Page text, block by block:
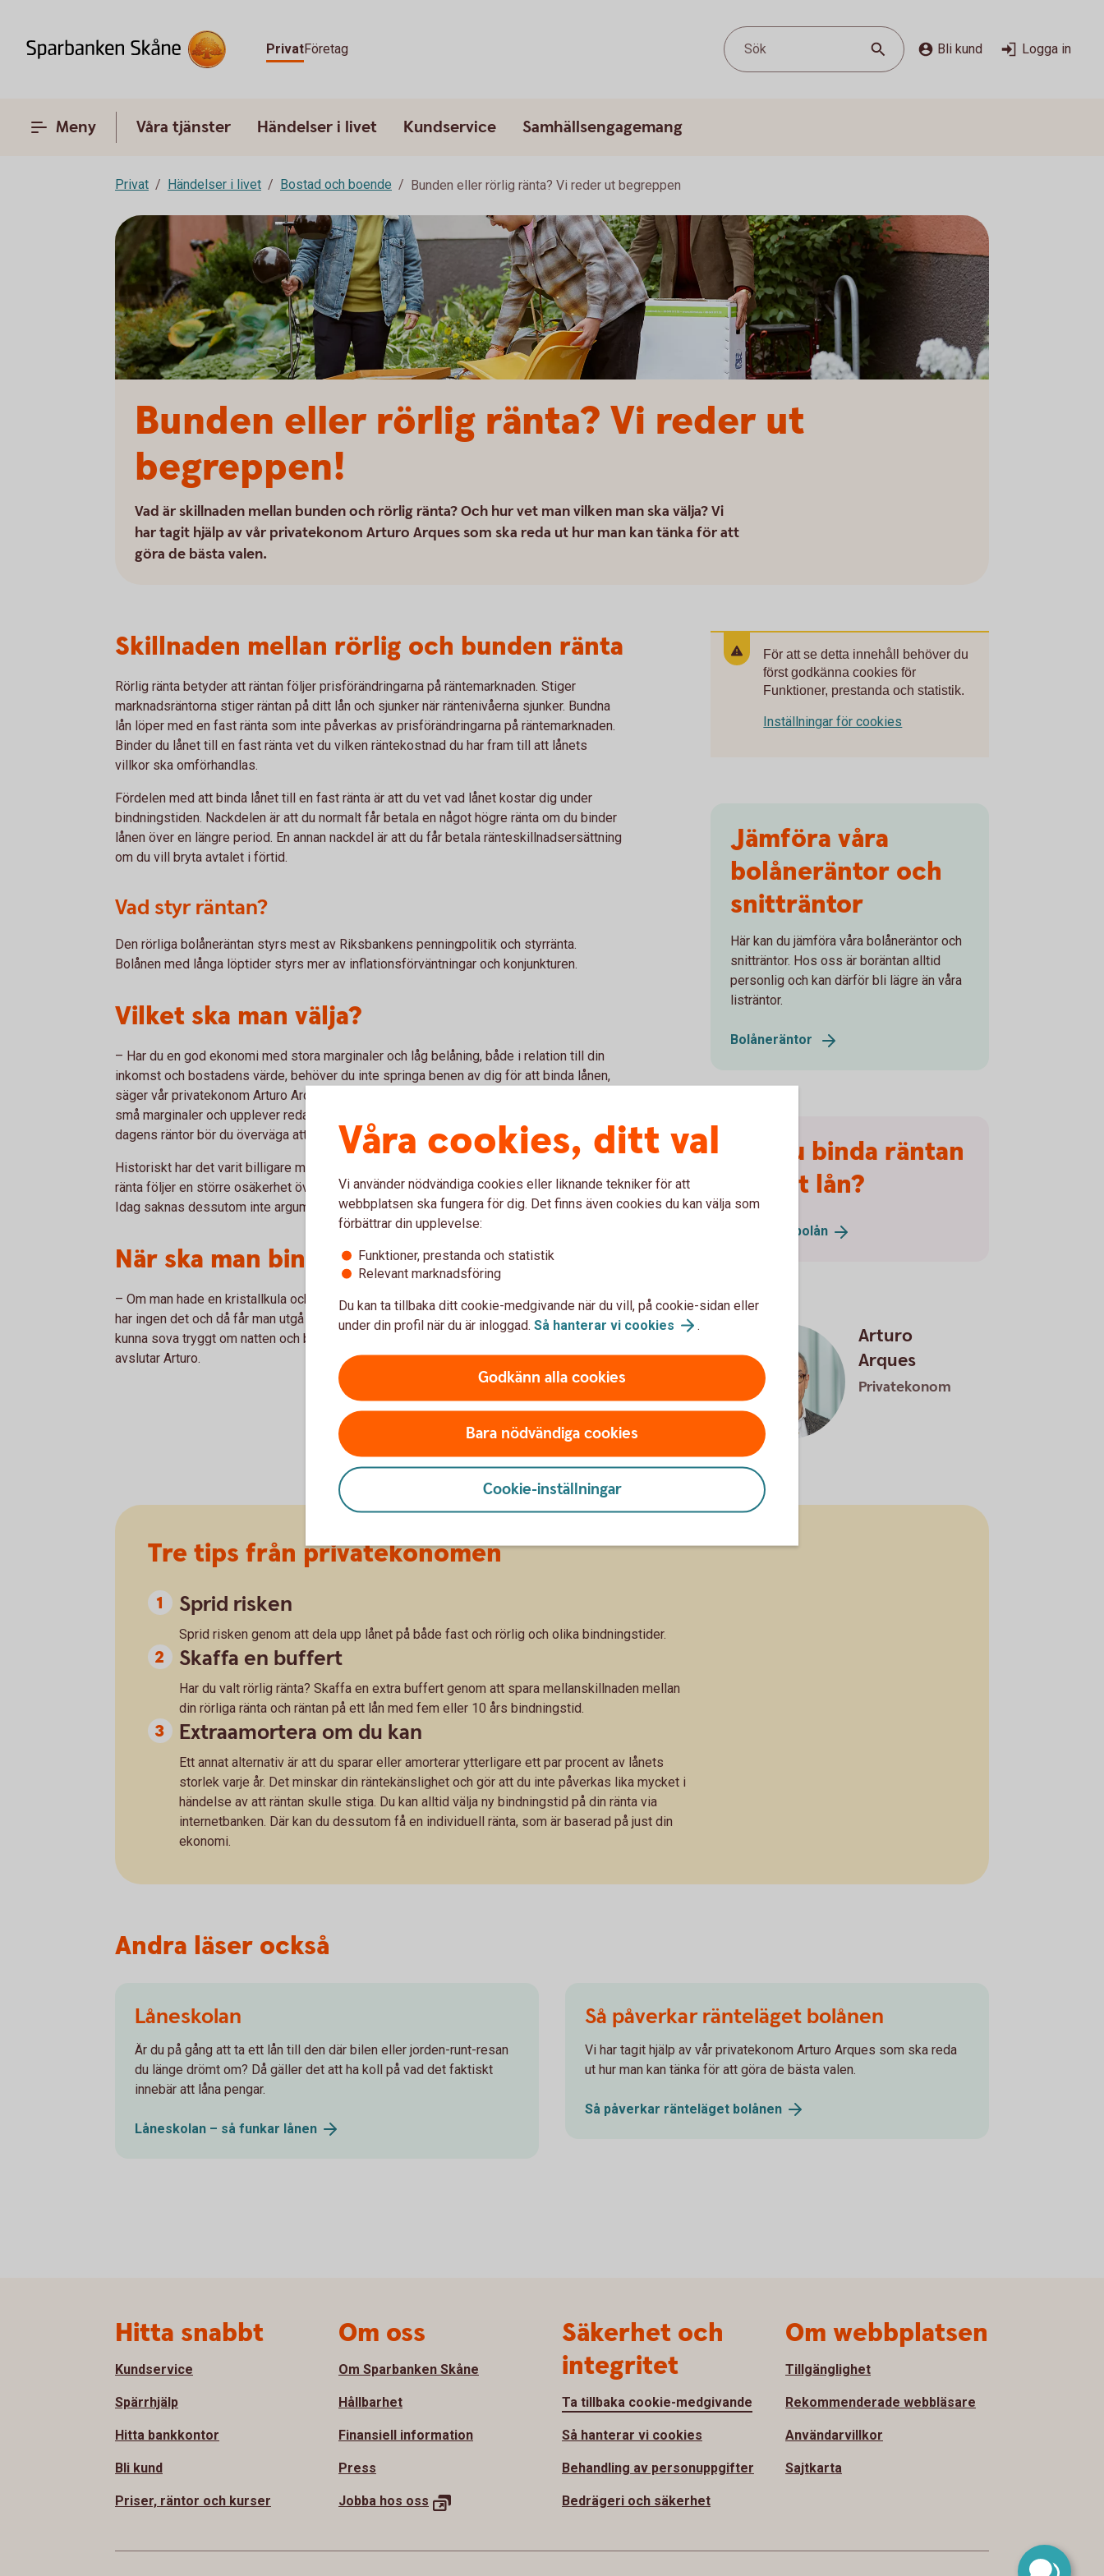
PrivatFöretag Sök Bli kund Logga in
Meny Våra tjänster Händelser i livet Kundservice Samhällsengagemang
Privat Händelser i livet Bostad och boende Bunden eller rörlig ränta? Vi reder ut begreppen
Bunden eller rörlig ränta? Vi reder ut
begreppen!
Vad är skillnaden mellan bunden och rörlig ränta? Och hur vet man vilken man ska välja? Vi
har tagit hjälp av vår privatekonom Arturo Arques som ska reda ut hur man kan tänka för att
göra de bästa valen.
Skillnaden mellan rörlig och bunden ränta
Rörlig ränta betyder att räntan följer prisförändringarna på räntemarknaden. Stiger
marknadsräntorna stiger räntan på ditt lån och sjunker när räntenivåerna sjunker. Bundna
lån löper med en fast ränta som inte påverkas av prisförändringarna på räntemarknaden.
Binder du lånet till en fast ränta vet du vilken räntekostnad du har fram till att lånets
villkor ska omförhandlas.
Fördelen med att binda lånet till en fast ränta är att du vet vad lånet kostar dig under
bindningstiden. Nackdelen är att du normalt får betala en något högre ränta om du binder
lånen över en längre period. En annan nackdel är att du får betala ränteskillnadsersättning
om du vill bryta avtalet i förtid.
Vad styr räntan?
Den rörliga bolåneräntan styrs mest av Riksbankens penningpolitik och styrränta.
Bolånen med långa löptider styrs mer av inflationsförväntningar och konjunkturen.
Vilket ska man välja?
– Har du en god ekonomi med stora marginaler och låg belåning, både i relation till din
inkomst och bostadens värde, behöver du inte springa benen av dig för att binda lånen,
säger vår privatekonom Arturo Arques. Har du å andra sidan en pressad ekonomi med
små marginaler och upplever redan idag att boendekostnaden känns betungande med
dagens räntor bör du överväga att binda hela eller delar av lånet.
Historiskt har det varit billigare med rörlig ränta än fast ränta över tid. Men med rörlig
ränta följer en större osäkerhet över vilken boendekostnad du kommer att få i framtiden.
Idag saknas dessutom inte argument för att binda lånen till fast ränta.
När ska man binda lånen?
– Om man hade en kristallkula och kunde se in i framtiden skulle det vara enkelt. Men nu
har ingen det och då får man utgå från sina egna förutsättningar och önskemålet av att
kunna sova tryggt om natten och behovet av att veta den verkliga boendekostnaden,
avslutar Arturo.
För att se detta innehåll behöver du
först godkänna cookies för
Funktioner, prestanda och statistik.
Inställningar för cookies
Jämföra våra
bolåneräntor och
snitträntor
Här kan du jämföra våra bolåneräntor och
snitträntor. Hos oss är boräntan alltid
personlig och kan därför bli lägre än våra
listräntor.
Bolåneräntor
Vill du binda räntan
på ditt lån?
bolån
Arturo
Arques
Privatekonom
Tre tips från privatekonomen
Sprid risken
Sprid risken genom att dela upp lånet på både fast och rörlig och olika bindningstider.
Skaffa en buffert
Har du valt rörlig ränta? Skaffa en extra buffert genom att spara mellanskillnaden mellan
din rörliga ränta och räntan på ett lån med fem eller 10 års bindningstid.
Extraamortera om du kan
Ett annat alternativ är att du sparar eller amorterar ytterligare ett par procent av lånets
storlek varje år. Det minskar din räntekänslighet och gör att du inte påverkas lika mycket i
händelse av att räntan skulle stiga. Du kan alltid välja ny bindningstid på din ränta via
internetbanken. Där kan du dessutom få en individuell ränta, som är baserad på just din
ekonomi.
Andra läser också
Låneskolan
Är du på gång att ta ett lån till den där bilen eller jorden-runt-resan
du länge drömt om? Då gäller det att ha koll på vad det faktiskt
innebär att låna pengar.
Låneskolan – så funkar lånen
Så påverkar ränteläget bolånen
Vi har tagit hjälp av vår privatekonom Arturo Arques som ska reda
ut hur man kan tänka för att göra de bästa valen.
Så påverkar ränteläget bolånen
Våra cookies, ditt val
Vi använder nödvändiga cookies eller liknande tekniker för att
webbplatsen ska fungera för dig. Det finns även cookies du kan välja som
förbättrar din upplevelse:
Funktioner, prestanda och statistik
Relevant marknadsföring
Du kan ta tillbaka ditt cookie-medgivande när du vill, på cookie-sidan eller
under din profil när du är inloggad. Så hanterar vi cookies .
Godkänn alla cookies
Bara nödvändiga cookies
Cookie-inställningar
Hitta snabbt
Kundservice
Spärrhjälp
Hitta bankkontor
Bli kund
Priser, räntor och kurser
Om oss
Om Sparbanken Skåne
Hållbarhet
Finansiell information
Press
Jobba hos oss
Säkerhet och
integritet
Ta tillbaka cookie-medgivande
Så hanterar vi cookies
Behandling av personuppgifter
Bedrägeri och säkerhet
Om webbplatsen
Tillgänglighet
Rekommenderade webbläsare
Användarvillkor
Sajtkarta